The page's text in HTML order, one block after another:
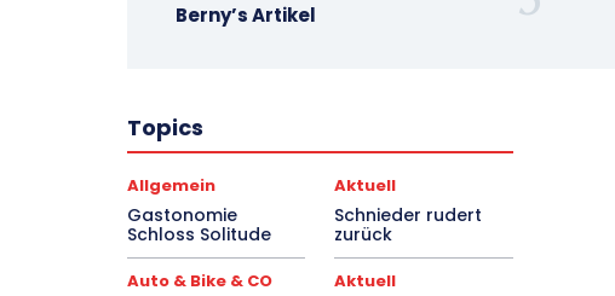
Berny’s Artikel
Topics
Allgemein
Gastonomie
Schloss Solitude
Aktuell
Schnieder rudert
zurück
Auto & Bike & CO Aktuell